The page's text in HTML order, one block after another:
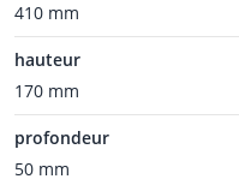
410 mm
hauteur
170 mm
profondeur
50 mm